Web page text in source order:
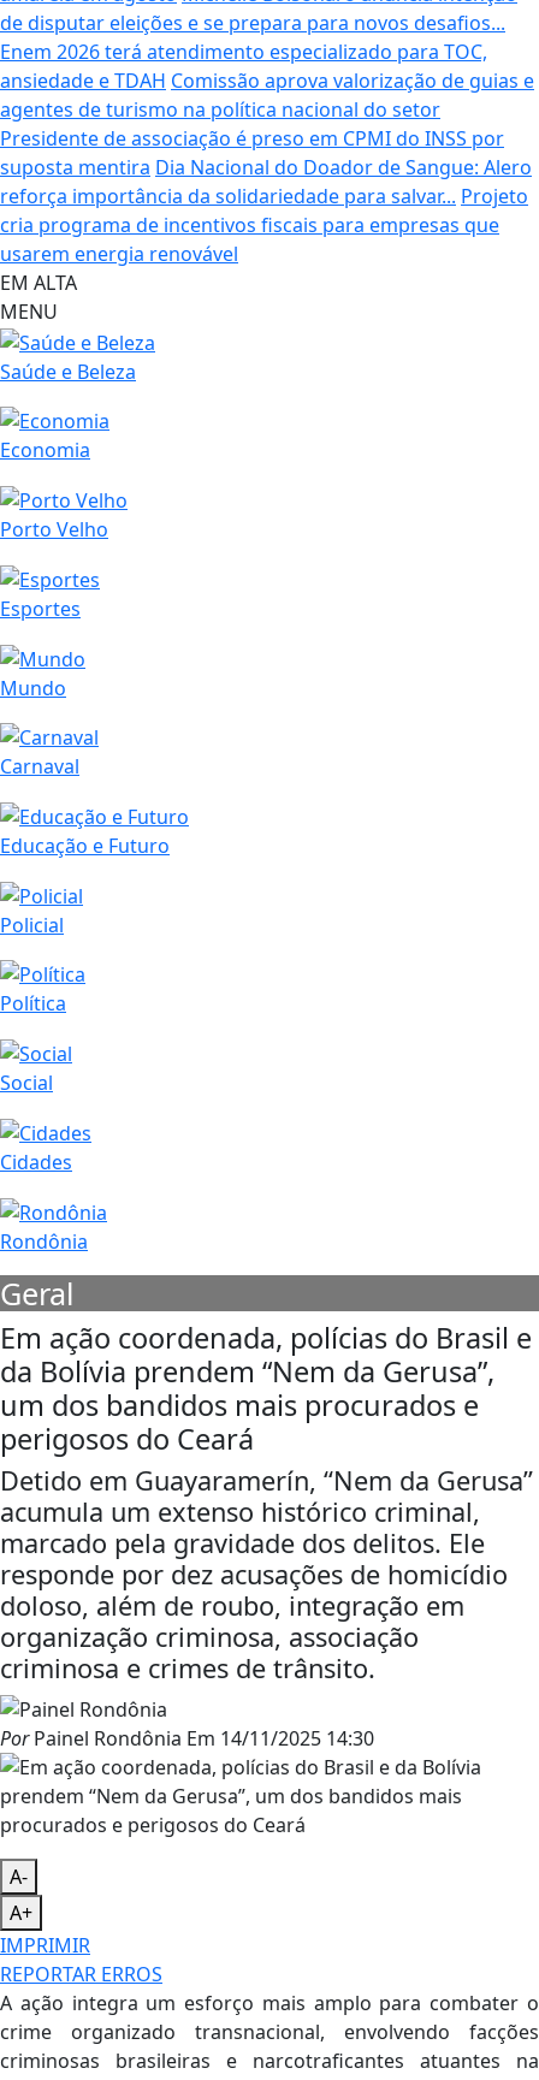
de disputar eleições e se prepara para novos desafios...
Enem 2026 terá atendimento especializado para TOC,
ansiedade e TDAH Comissão aprova valorização de guias e
agentes de turismo na política nacional do setor
Presidente de associação é preso em CPMI do INSS por
suposta mentira Dia Nacional do Doador de Sangue: Alero
reforça importância da solidariedade para salvar... Projeto
cria programa de incentivos fiscais para empresas que
usarem energia renovável
EM ALTA
MENU
Saúde e Beleza
Economia
Porto Velho
Esportes
Mundo
Carnaval
Educação e Futuro
Policial
Política
Social
Cidades
Rondônia
Geral
Em ação coordenada, polícias do Brasil e
da Bolívia prendem “Nem da Gerusa”,
um dos bandidos mais procurados e
perigosos do Ceará
Detido em Guayaramerín, “Nem da Gerusa”
acumula um extenso histórico criminal,
marcado pela gravidade dos delitos. Ele
responde por dez acusações de homicídio
doloso, além de roubo, integração em
organização criminosa, associação
criminosa e crimes de trânsito.
PorPainel Rondônia Em 14/11/2025 14:30
A-
A+
IMPRIMIR
REPORTAR ERROS
A ação integra um esforço mais amplo para combater o
crime organizado transnacional, envolvendo facções
criminosas brasileiras e narcotraficantes atuantes na